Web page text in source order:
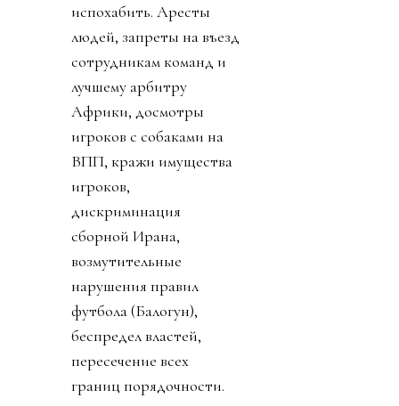
испохабить. Аресты
людей, запреты на въезд
сотрудникам команд и
лучшему арбитру
Африки, досмотры
игроков с собаками на
ВПП, кражи имущества
игроков,
дискриминация
сборной Ирана,
возмутительные
нарушения правил
футбола (Балогун),
беспредел властей,
пересечение всех
границ порядочности.